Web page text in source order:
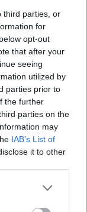
third parties, or
for
opt-out
that after your
seeing
utilized by
parties prior to
the further
parties on the
may
IAB’s List of
it to other
a 3
grabar